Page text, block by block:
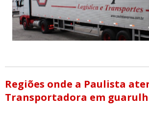
Regiões onde a Paulista
Transportadora em